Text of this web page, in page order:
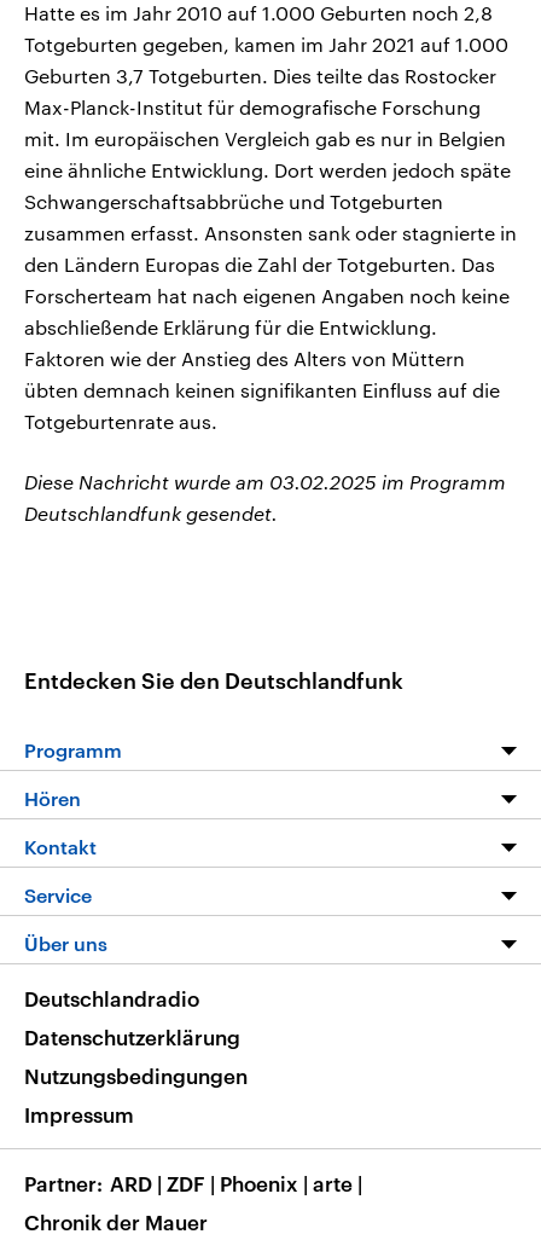
Hatte es im Jahr 2010 auf 1.000 Geburten noch 2,8
Totgeburten gegeben, kamen im Jahr 2021 auf 1.000
Geburten 3,7 Totgeburten. Dies teilte das Rostocker
Max-Planck-Institut für demografische Forschung
mit. Im europäischen Vergleich gab es nur in Belgien
eine ähnliche Entwicklung. Dort werden jedoch späte
Schwangerschaftsabbrüche und Totgeburten
zusammen erfasst. Ansonsten sank oder stagnierte in
den Ländern Europas die Zahl der Totgeburten. Das
Forscherteam hat nach eigenen Angaben noch keine
abschließende Erklärung für die Entwicklung.
Faktoren wie der Anstieg des Alters von Müttern
übten demnach keinen signifikanten Einfluss auf die
Totgeburtenrate aus.
Diese Nachricht wurde am 03.02.2025 im Programm
Deutschlandfunk gesendet.
Entdecken Sie den Deutschlandfunk
Programm
Programm
Die Nachrichten
Nachrichtenleicht
Neue Beiträge auf dlf.de
Hören
Livestream
Podcasts
Deutschlandfunk App
Nachrichten App
Frequenzen
Kontakt
Hörerservice
Service
FAQ
Veranstaltungen
Musikliste
RSS
Über uns
Barrierefreiheit
Deutschlandradio
Datenschutzerklärung
Nutzungsbedingungen
Impressum
Partner ARD | ZDF | Phoenix | arte |
Chronik der Mauer